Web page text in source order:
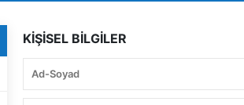
KİŞİSEL BİLGİLER